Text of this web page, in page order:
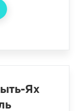
Ях